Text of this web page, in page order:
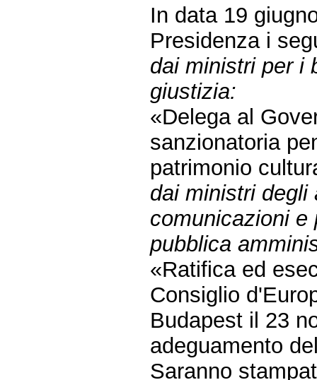
In data 19
Presidenza i
dai ministri per i
giustizia:
«Delega al
sanzionatoria
patrimonio
dai ministri degli
comunicazioni e
pubblica
«Ratifica ed
Consiglio
Budapest il 23
adeguamento
Saranno